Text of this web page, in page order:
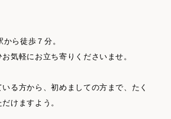
ら徒歩７分。
気軽にお立ち寄りくださいませ。
る方から、初めましての方まで、たく
けますよう。